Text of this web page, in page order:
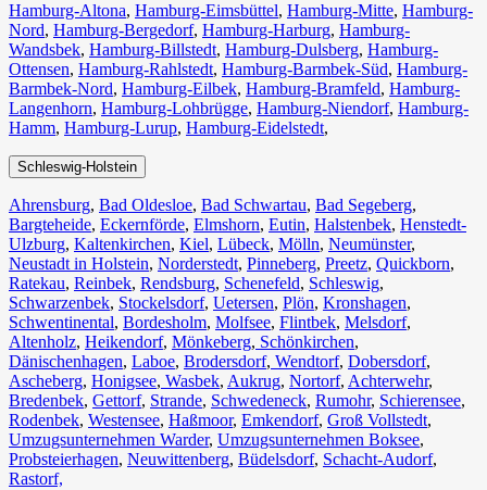
Hamburg-Altona, Hamburg-Eimsbüttel, Hamburg-Mitte, Hamburg-
Nord, Hamburg-Bergedorf, Hamburg-Harburg, Hamburg-
Wandsbek, Hamburg-Billstedt, Hamburg-Dulsberg, Hamburg-
Ottensen, Hamburg-Rahlstedt, Hamburg-Barmbek-Süd, Hamburg-
Barmbek-Nord, Hamburg-Eilbek, Hamburg-Bramfeld, Hamburg-
Langenhorn, Hamburg-Lohbrügge, Hamburg-Niendorf, Hamburg-
Hamm, Hamburg-Lurup, Hamburg-Eidelstedt,
Schleswig-Holstein
Ahrensburg, Bad Oldesloe, Bad Schwartau, Bad Segeberg,
Bargteheide, Eckernförde, Elmshorn, Eutin, Halstenbek, Henstedt-
Ulzburg, Kaltenkirchen, Kiel, Lübeck, Mölln, Neumünster,
Neustadt in Holstein, Norderstedt, Pinneberg, Preetz, Quickborn,
Ratekau, Reinbek, Rendsburg, Schenefeld, Schleswig,
Schwarzenbek, Stockelsdorf, Uetersen, Plön, Kronshagen,
Schwentinental, Bordesholm, Molfsee, Flintbek, Melsdorf,
Altenholz, Heikendorf, Mönkeberg, Schönkirchen,
Dänischenhagen, Laboe, Brodersdorf, Wendtorf, Dobersdorf,
Ascheberg, Honigsee, Wasbek, Aukrug, Nortorf, Achterwehr,
Bredenbek, Gettorf, Strande, Schwedeneck, Rumohr, Schierensee,
Rodenbek, Westensee, Haßmoor, Emkendorf, Groß Vollstedt,
Umzugsunternehmen Warder, Umzugsunternehmen Boksee,
Probsteierhagen, Neuwittenberg, Büdelsdorf, Schacht-Audorf,
Rastorf,